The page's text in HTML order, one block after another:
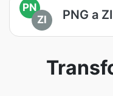
PN
ZI
PNG a